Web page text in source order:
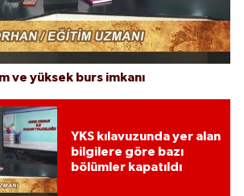
ve yüksek burs imkanı
YKS kılavuzunda yer alan
bilgilere göre bazı
bölümler kapatıldı